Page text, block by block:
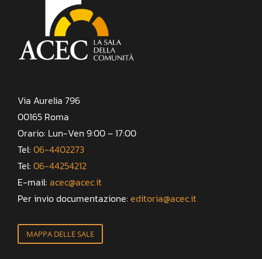
Via Aurelia 796
00165 Roma
Orario: Lun-Ven 9:00 – 17:00
Tel: 06-4402273
Tel: 06-44254212
E-mail: acec@acec.it
Per invio documentazione: editoria@acec.it
MAPPA DELLE SALE